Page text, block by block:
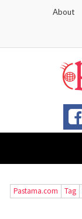
About
Pastama.com Tag